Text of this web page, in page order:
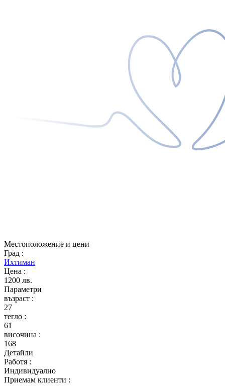
Местоположение и цени
Град :
Ихтиман
Цена :
1200 лв.
Параметри
възраст :
27
тегло :
61
височина :
168
Детайли
Работя :
Индивидуално
Приемам клиенти :